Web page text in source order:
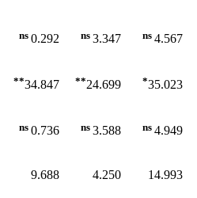
4.567
3.347
0.292
35.023
*
24.699
**
34.847
**
4.949
3.588
0.736
14.993
4.250
9.688